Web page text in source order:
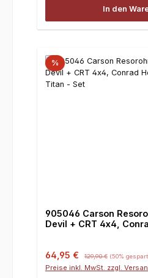
In den
%
905046 Carson
Devil + CRT 4x4,
Verkaufspreis:
64,95 € 129,90 € (50%
Preise inkl. MwSt. zzgl.